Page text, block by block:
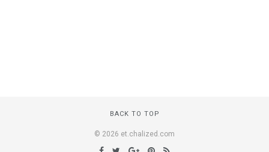
BACK TO TOP
© 2026 et.chalized.com